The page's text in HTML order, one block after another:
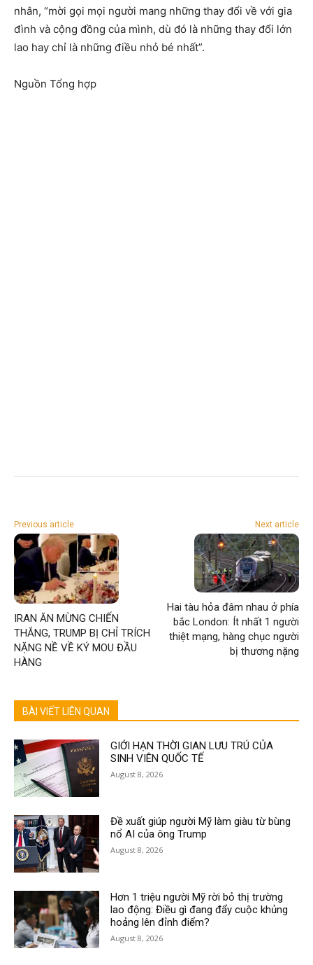
nhân, “mời gọi mọi người mang những thay đổi về với gia
đình và cộng đồng của mình, dù đó là những thay đổi lớn
lao hay chỉ là những điều nhỏ bé nhất”.
Nguồn Tổng hợp
Previous article
IRAN ĂN MỪNG CHIẾN
THẮNG, TRUMP BỊ CHỈ TRÍCH
NẶNG NỀ VỀ KÝ MOU ĐẦU
HÀNG
Next article
Hai tàu hỏa đâm nhau ở phía
bắc London: Ít nhất 1 người
thiệt mạng, hàng chục người
bị thương nặng
BÀI VIẾT LIÊN QUAN
GIỚI HẠN THỜI GIAN LƯU TRÚ CỦA
SINH VIÊN QUỐC TẾ
August 8, 2026
Đề xuất giúp người Mỹ làm giàu từ bùng
nổ AI của ông Trump
August 8, 2026
Hơn 1 triệu người Mỹ rời bỏ thị trường
lao động: Điều gì đang đẩy cuộc khủng
hoảng lên đỉnh điểm?
August 8, 2026